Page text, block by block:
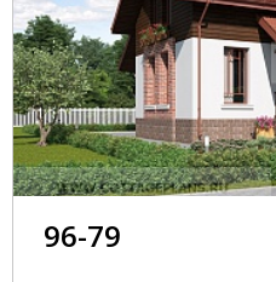
96-79